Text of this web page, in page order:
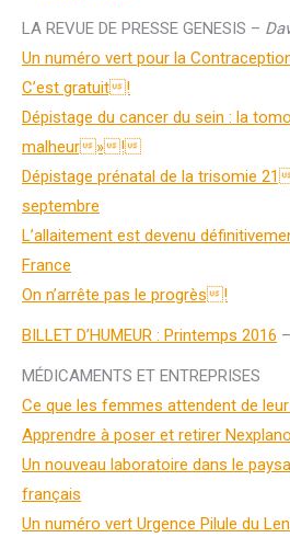
LA REVUE DE PRESSE GENESIS –
Un numéro vert pour la
C’est gratuit!
Dépistage du cancer du sein : la
malheur»!
Dépistage prénatal de la trisomie 21
septembre
L’allaitement est devenu
France
On n’arrête pas le progrès!
BILLET D’HUMEUR : Printemps 2016 –
MÉDICAMENTS ET ENTREPRISES
Ce que les femmes attendent de
Apprendre à poser et retirer
Un nouveau laboratoire dans le
français
Un numéro vert Urgence Pilule du